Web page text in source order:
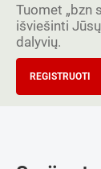
Tuomet „bzn
išviešinti
dalyvių.
REGISTRUOTI